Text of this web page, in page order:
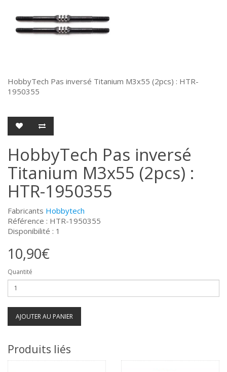
HobbyTech Pas inversé Titanium M3x55 (2pcs) : HTR-
1950355
HobbyTech Pas inversé
Titanium M3x55 (2pcs) :
HTR-1950355
Fabricants Hobbytech
Référence : HTR-1950355
Disponibilité : 1
10,90€
Quantité
AJOUTER AU PANIER
Produits liés